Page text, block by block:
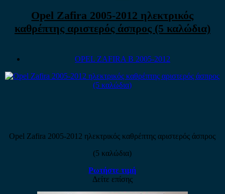
Opel Zafira 2005-2012 ηλεκτρικός
καθρέπτης αριστερός άσπρος (5 καλώδια)
OPEL ZAFIRA B 2005-2012
Opel Zafira 2005-2012 ηλεκτρικός καθρέπτης αριστερός άσπρος
(5 καλώδια)
Ρωτήστε τιμή
Δείτε επίσης